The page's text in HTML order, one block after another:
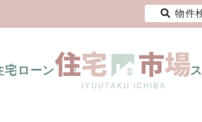
宅ローン
物件